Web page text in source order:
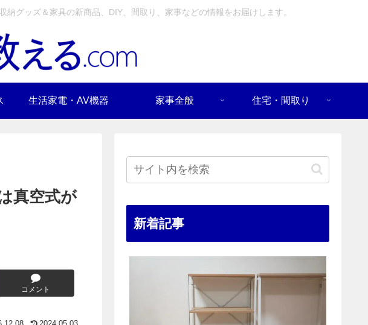
グッズ＆家具の新商品、DIY、間取り、家事などの情報をお届けします。
生活家電・AV機器 家事全般 住宅・間取り
真空式が
コメント
新着記事